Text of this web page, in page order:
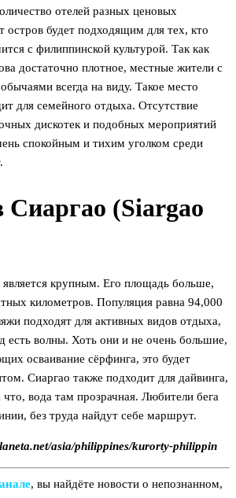
отелей разных ценовых
остров будет подходящим для тех, кто
с филиппинской культурой. Так как
достаточно плотное, местные жители с
всегда на виду. Такое место
для семейного отдыха. Отсутствие
дискотек и подобных мероприятий
спокойным и тихим уголком среди
Сиаргао (Siargao
крупным. Его площадь больше,
километров. Популяция равна 94,000
подходят для активных видов отдыха,
есть волны. Хоть они и не очень большие,
осваивание сёрфинга, это будет
Сиаргао также подходит для дайвинга,
вода там прозрачная. Любители бега
без труда найдут себе маршрут.
asia/philippines/kurorty-philippin
, вы найдёте новости о непознанном,